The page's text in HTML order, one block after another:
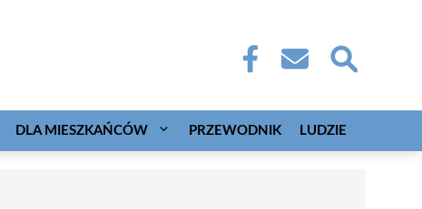
DLA MIESZKAŃCÓW PRZEWODNIK LUDZIE